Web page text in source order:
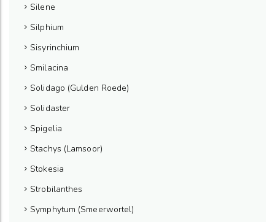
Silene
Silphium
Sisyrinchium
Smilacina
Solidago (Gulden Roede)
Solidaster
Spigelia
Stachys (Lamsoor)
Stokesia
Strobilanthes
Symphytum (Smeerwortel)